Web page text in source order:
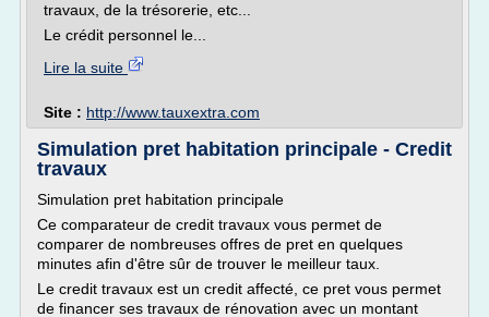
travaux, de la trésorerie, etc...
Le crédit personnel le...
Lire la suite
Site : http://www.tauxextra.com
Simulation pret habitation principale - Credit
travaux
Simulation pret habitation principale
Ce comparateur de credit travaux vous permet de
comparer de nombreuses offres de pret en quelques
minutes afin d'être sûr de trouver le meilleur taux.
Le credit travaux est un credit affecté, ce pret vous permet
de financer ses travaux de rénovation avec un montant